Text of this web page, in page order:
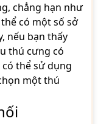
chẳng hạn như
có một số sở
nếu bạn thấy
thú cưng có
thể sử dụng
một thú